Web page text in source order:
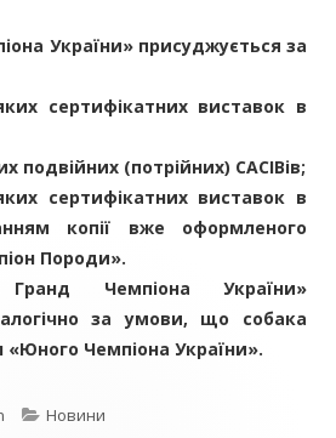
України» присуджується за
сертифікатних виставок в
подвійних (потрійних) САСІВів;
сертифікатних виставок в
копії вже оформленого
Породи».
Чемпіона України»
за умови, що собака
Чемпіона України».
Категорії
Новини